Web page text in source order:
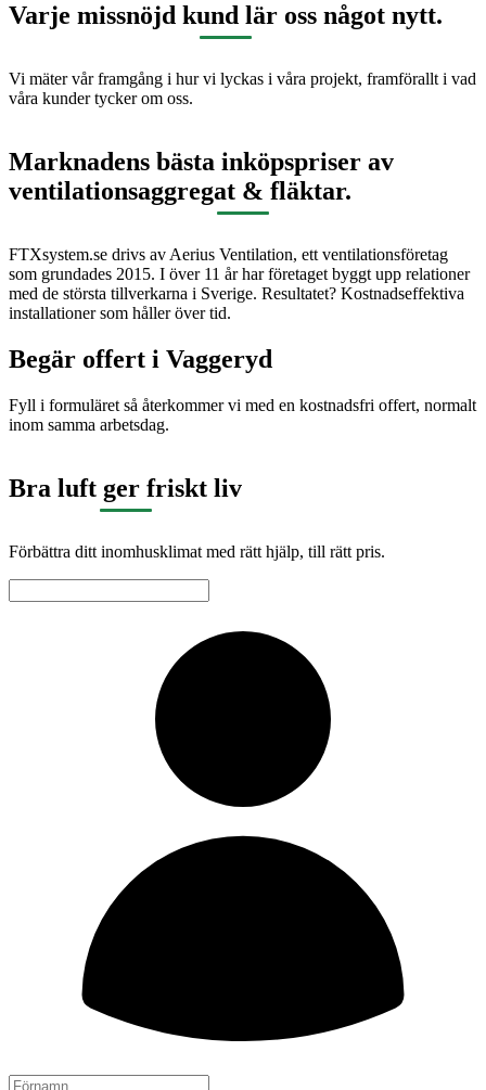
Varje missnöjd kund lär oss något nytt.
Vi mäter vår framgång i hur vi lyckas i våra projekt, framförallt i vad
våra kunder tycker om oss.
Marknadens bästa inköpspriser av
ventilationsaggregat & fläktar.
FTXsystem.se drivs av Aerius Ventilation, ett ventilationsföretag
som grundades 2015. I över 11 år har företaget byggt upp relationer
med de största tillverkarna i Sverige. Resultatet? Kostnadseffektiva
installationer som håller över tid.
Begär offert i Vaggeryd
Fyll i formuläret så återkommer vi med en kostnadsfri offert, normalt
inom samma arbetsdag.
Bra luft ger friskt liv
Förbättra ditt inomhusklimat med rätt hjälp, till rätt pris.